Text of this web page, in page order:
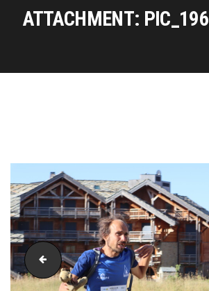
ATTACHMENT:
PIC_1957